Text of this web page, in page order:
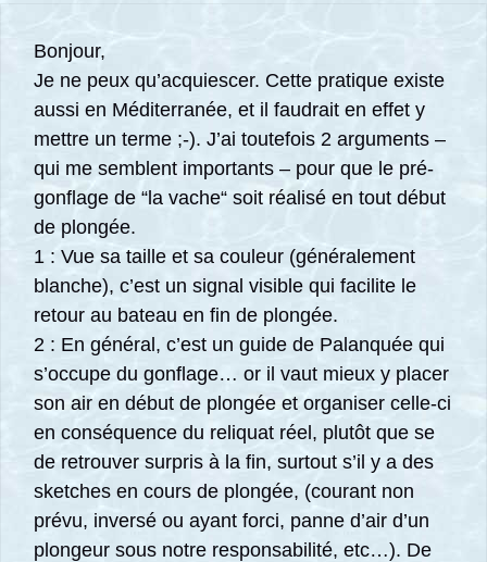
Bonjour,
Je ne peux qu’acquiescer. Cette pratique existe
aussi en Méditerranée, et il faudrait en effet y
mettre un terme ;-). J’ai toutefois 2 arguments –
qui me semblent importants – pour que le pré-
gonflage de “la vache“ soit réalisé en tout début
de plongée.
1 : Vue sa taille et sa couleur (généralement
blanche), c’est un signal visible qui facilite le
retour au bateau en fin de plongée.
2 : En général, c’est un guide de Palanquée qui
s’occupe du gonflage… or il vaut mieux y placer
son air en début de plongée et organiser celle-ci
en conséquence du reliquat réel, plutôt que se
de retrouver surpris à la fin, surtout s’il y a des
sketches en cours de plongée, (courant non
prévu, inversé ou ayant forci, panne d’air d’un
plongeur sous notre responsabilité, etc…). De